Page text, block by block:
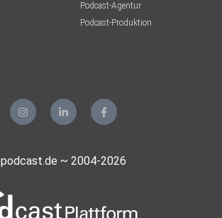
Podcast-Agentur
Podcast-Produktion
podcast.de ~ 2004-2026